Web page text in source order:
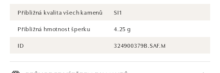
Přibližná kvalita všech kamenů
SI1
Přibližná hmotnost šperku
4.25 g
ID
324900379B.SAF.M